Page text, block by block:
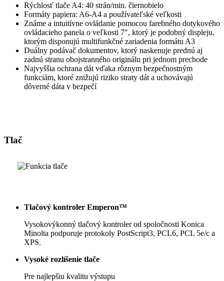
Rýchlosť tlače A4: 40 strán/min. čiernobielo
Formáty papiera: A6-A4 a používateľské veľkosti
Známe a intuitívne ovládanie pomocou farebného dotykového
ovládacieho panela o veľkosti 7″, ktorý je podobný displeju,
ktorým disponujú multifunkčné zariadenia formátu A3
Duálny podávač dokumentov, ktorý naskenuje prednú aj
zadnú stranu obojstranného originálu pri jednom prechode
Najvyššia ochrana dát vďaka rôznym bezpečnostným
funkciám, ktoré znižujú riziko straty dát a uchovávajú
dôverné dáta v bezpečí
Tlač
Tlačový kontroler Emperon™
Vysokovýkonný tlačový kontroler od spoločnosti Konica
Minolta podporuje protokoly PostScript3, PCL6, PCL 5e/c a
XPS.
Vysoké rozlíšenie tlače
Pre najlepšiu kvalitu výstupu